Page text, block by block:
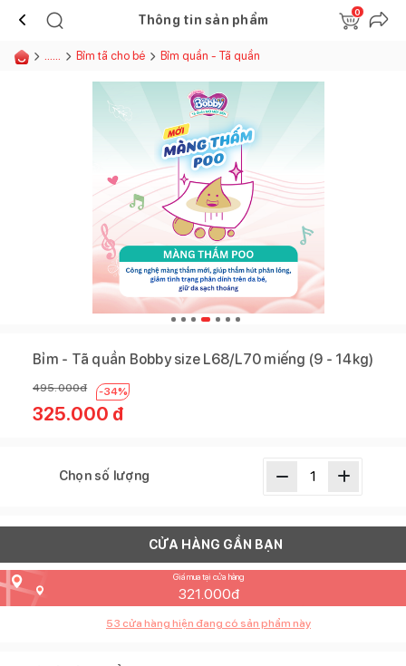
Thông tin sản phẩm
0
...... Bỉm tã cho bé Bỉm quần - Tã quần
Bỉm - Tã quần Bobby size L68/L70 miếng (9 - 14kg)
495.000đ -34%
325.000 đ
Chọn số lượng
CỬA HÀNG GẦN BẠN
Giá mua tại cửa hàng
321.000đ
53 cửa hàng hiện đang có sản phẩm này